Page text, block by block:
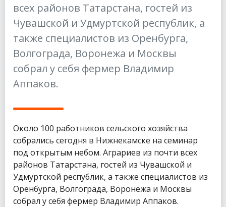
всех районов Татарстана, гостей из
Чувашской и Удмуртской республик, а
также специалистов из Оренбурга,
Волгограда, Воронежа и Москвы
собрал у себя фермер Владимир
Аппаков.
Около 100 работников сельского хозяйства
собрались сегодня в Нижнекамске на семинар
под открытым небом. Аграриев из почти всех
районов Татарстана, гостей из Чувашской и
Удмуртской республик, а также специалистов из
Оренбурга, Волгограда, Воронежа и Москвы
собрал у себя фермер Владимир Аппаков.